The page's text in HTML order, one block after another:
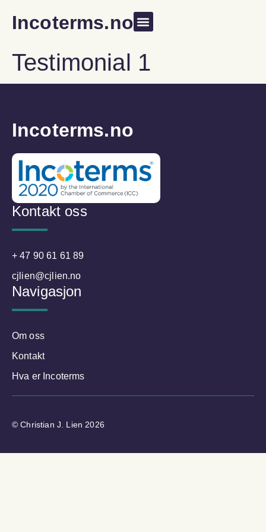
Incoterms.no
Testimonial 1
Incoterms.no
Kontakt oss
+ 47 90 61 61 89
cjlien@cjlien.no
Navigasjon
Om oss
Kontakt
Hva er Incoterms
© Christian J. Lien 2026